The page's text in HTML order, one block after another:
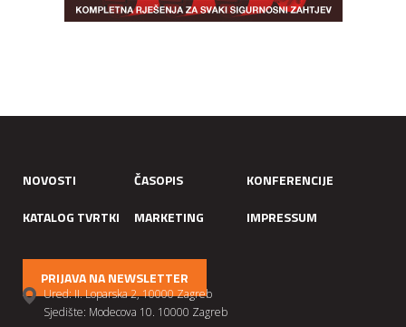
NOVOSTI ČASOPIS
KONFERENCIJE
KATALOG TVRTKI
MARKETING IMPRESSUM
PRIJAVA NA NEWSLETTER
Ured: II. Loparska 2, 10000 Zagreb
Sjedište: Modecova 10. 10000 Zagreb